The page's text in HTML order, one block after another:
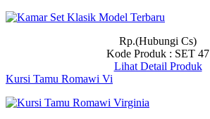
Rp.(Hubungi Cs)
Kode Produk : SET 47
Lihat Detail Produk
Kursi Tamu Romawi Vi